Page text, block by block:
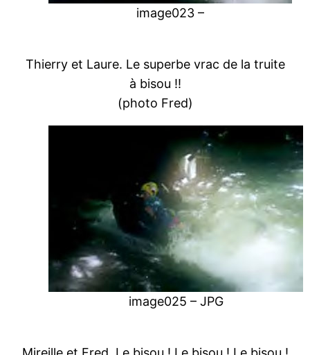
image023 –
Thierry et Laure. Le superbe vrac de la truite
à bisou !!
(photo Fred)
image025 – JPG